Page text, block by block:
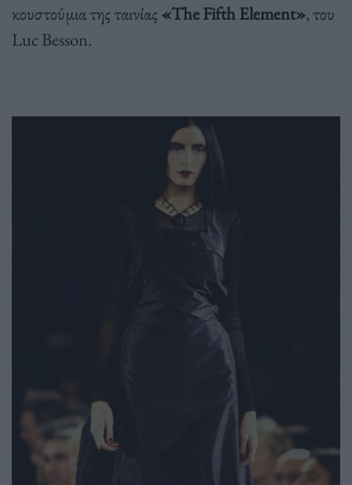
κουστούμια της ταινίας «The Fifth Element», του
Luc Besson.